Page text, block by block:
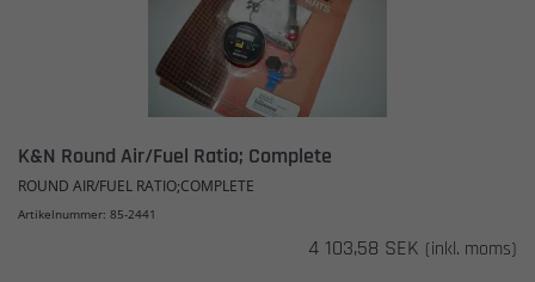
K&N Round Air/Fuel Ratio; Complete
ROUND AIR/FUEL RATIO;COMPLETE
Artikelnummer: 85-2441
4 103,58 SEK (inkl. moms)